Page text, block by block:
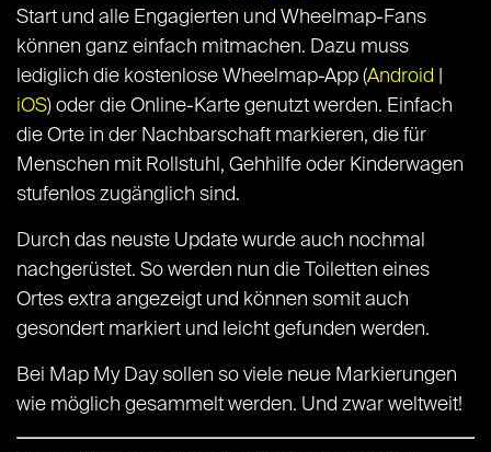
Start und alle Engagierten und Wheelmap-Fans
können ganz einfach mitmachen. Dazu muss
lediglich die kostenlose Wheelmap-App (Android
iOS) oder die Online-Karte genutzt werden. Einfach
die Orte in der Nachbarschaft markieren, die für
Menschen mit Rollstuhl, Gehhilfe oder Kinderwagen
stufenlos zugänglich sind.
Durch das neuste Update wurde auch nochmal
nachgerüstet. So werden nun die Toiletten eines
Ortes extra angezeigt und können somit auch
gesondert markiert und leicht gefunden werden.
Bei Map My Day sollen so viele neue Markierungen
wie möglich gesammelt werden. Und zwar weltweit!